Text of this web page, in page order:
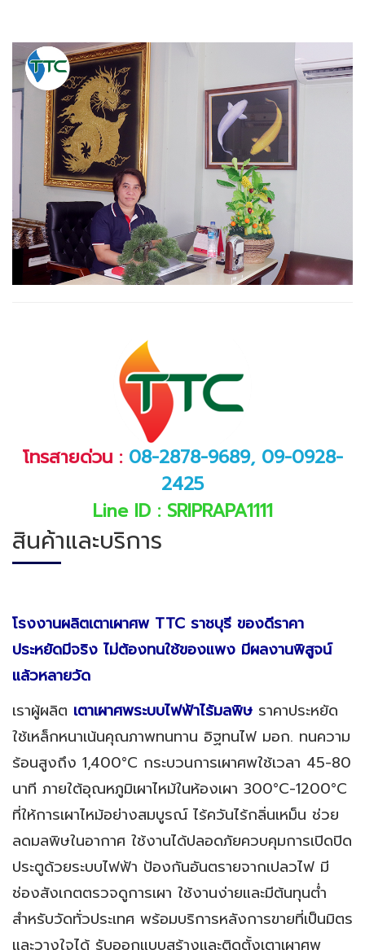
โทรสายด่วน : 08-2878-9689,09-0928-
2425
Line ID : SRIPRAPA1111
สินค้าและบริการ
โรงงานผลิตเตาเผาศพ TTC ราชบุรี ของดีราคา
ประหยัดมีจริง ไม่ต้องทนใช้ของแพง มีผลงานพิสูจน์
แล้วหลายวัด
เราผู้ผลิต เตาเผาศพระบบไฟฟ้าไร้มลพิษ ราคาประหยัด
ใช้เหล็กหนาเน้นคุณภาพทนทาน อิฐทนไฟ มอก. ทนความ
ร้อนสูงถึง 1,400°C กระบวนการเผาศพใช้เวลา 45-80
นาที ภายใต้อุณหภูมิเผาไหม้ในห้องเผา 300°C-1200°C
ที่ให้การเผาไหม้อย่างสมบูรณ์ ไร้ควันไร้กลิ่นเหม็น ช่วย
ลดมลพิษในอากาศ ใช้งานได้ปลอดภัยควบคุมการเปิดปิด
ประตูด้วยระบบไฟฟ้า ป้องกันอันตรายจากเปลวไฟ มี
ช่องสังเกตตรวจดูการเผา ใช้งานง่ายและมีต้นทุนต่ำ
สำหรับวัดทั่วประเทศ พร้อมบริการหลังการขายที่เป็นมิตร
และวางใจได้ รับออกแบบสร้างและติดตั้งเตาเผาศพ